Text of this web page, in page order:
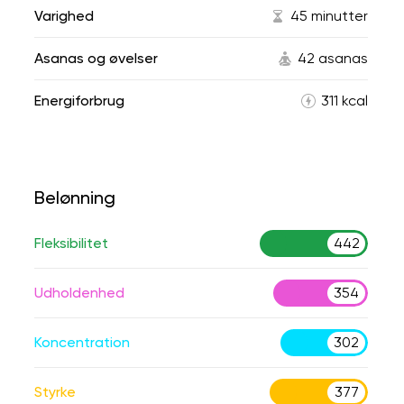
Varighed 45 minutter
Asanas og øvelser 42 asanas
Energiforbrug 311 kcal
Belønning
Fleksibilitet 442
Udholdenhed 354
Koncentration 302
Styrke 377